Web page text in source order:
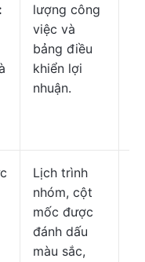
lượng công
việc và
bảng điều
khiển lợi
nhuận.
Lịch trình
nhóm, cột
mốc được
đánh dấu
màu sắc,